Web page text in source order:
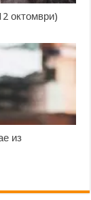
октомври)
из